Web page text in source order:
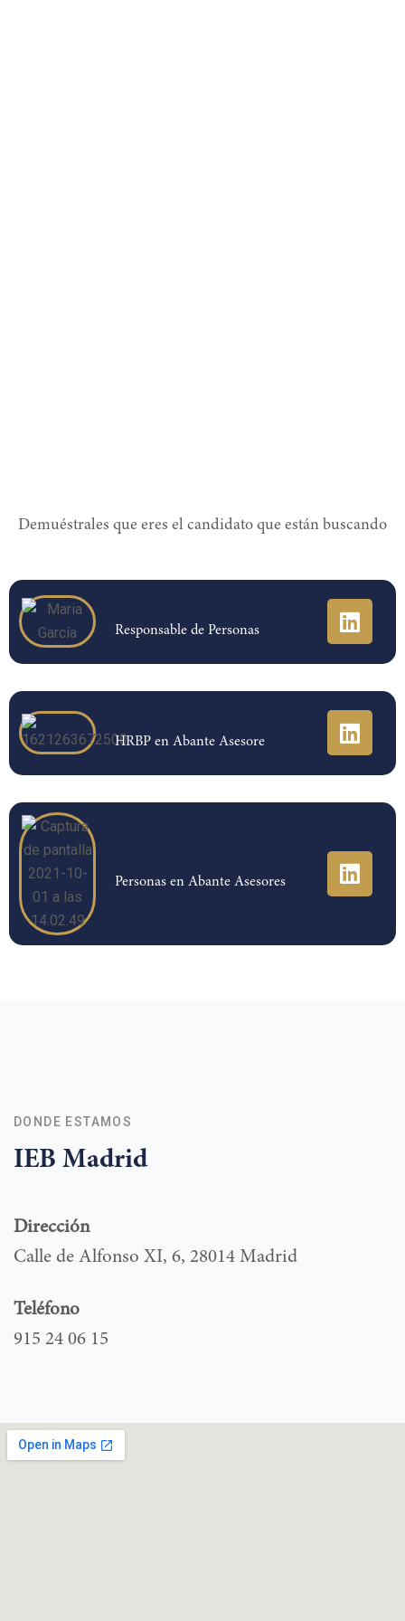
Demuéstrales que eres el candidato que están buscando
Responsable de Personas
HRBP en Abante Asesore
Personas en Abante Asesores
DONDE ESTAMOS
IEB Madrid
Dirección
Calle de Alfonso XI, 6, 28014 Madrid
Teléfono
915 24 06 15